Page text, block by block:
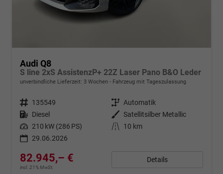
Audi Q8
S line 2xS AssistenzP+ 22Z Laser Pano B&O Leder
unverbindliche Lieferzeit: 3 Wochen Fahrzeug mit Tageszulassung
Fahrzeugnr. 135549 Getriebe Automatik
Kraftstoff Diesel Außenfarbe Satellitsilber Metallic
Leistung 210 kW (286 PS) Kilometerstand
10 km
29.06.2026
82.945,– €
incl. 21% MwSt.
Details